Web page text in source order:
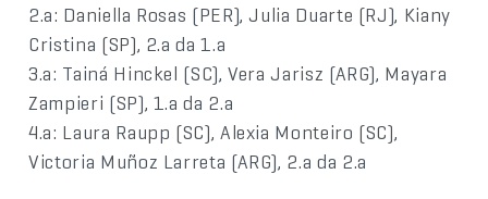
2.a: Daniella Rosas (PER), Julia Duarte (RJ), Kiany
Cristina (SP), 2.a da 1.a
3.a: Tainá Hinckel (SC), Vera Jarisz (ARG), Mayara
Zampieri (SP), 1.a da 2.a
4.a: Laura Raupp (SC), Alexia Monteiro (SC),
Victoria Muñoz Larreta (ARG), 2.a da 2.a